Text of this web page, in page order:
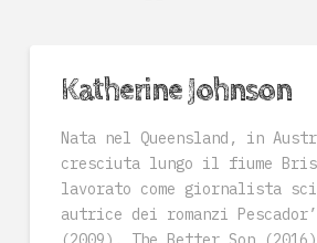
Katherine Johnson
Nata nel Queensland, in
cresciuta lungo il fiume
lavorato come giornalista
autrice dei romanzi